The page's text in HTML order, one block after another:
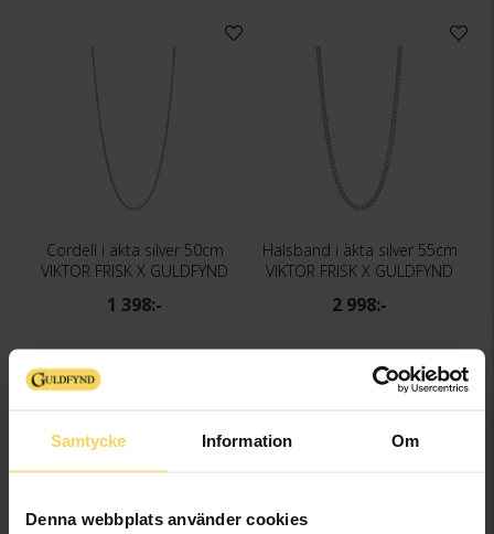
Samtycke Information Om
Denna webbplats använder cookies
Cordell i äkta silver 50cm
VIKTOR FRISK X GULDFYND
1 398:-
Halsband i äkta silver 55cm
VIKTOR FRISK X GULDFYND
2 998:-